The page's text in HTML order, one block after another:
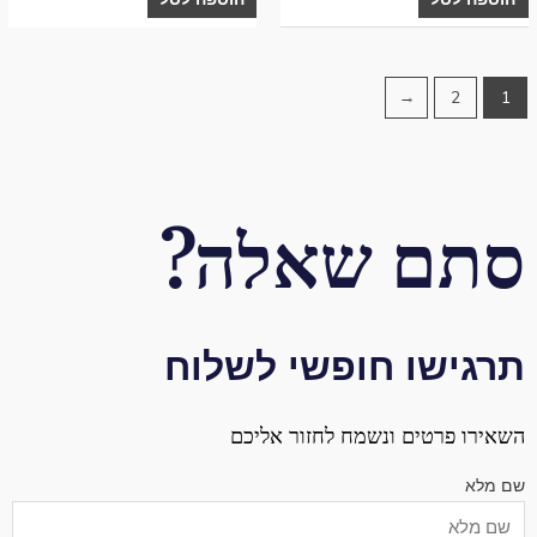
המוצר
המוצר
1
2
←
סתם שאלה?
תרגישו חופשי לשלוח
השאירו פרטים ונשמח לחזור אליכם
שם מלא